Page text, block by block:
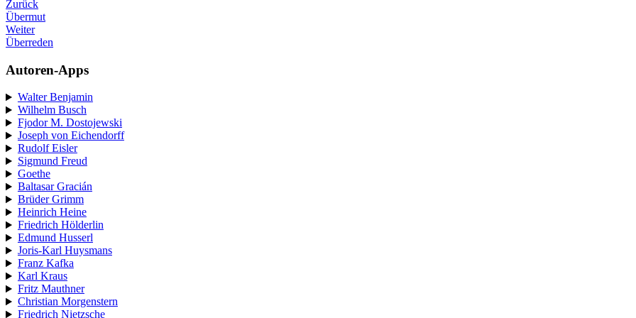
Zurück
Übermut
Weiter
Überreden
Autoren-Apps
Walter Benjamin
Wilhelm Busch
Fjodor M. Dostojewski
Joseph von Eichendorff
Rudolf Eisler
Sigmund Freud
Goethe
Baltasar Gracián
Brüder Grimm
Heinrich Heine
Friedrich Hölderlin
Edmund Husserl
Joris-Karl Huysmans
Franz Kafka
Karl Kraus
Fritz Mauthner
Christian Morgenstern
Friedrich Nietzsche